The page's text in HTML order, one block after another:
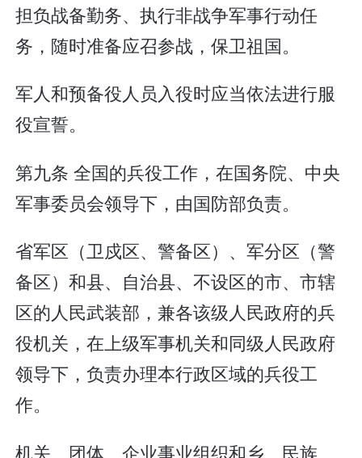
担负战备勤务、执行非战争军事行动任
务，随时准备应召参战，保卫祖国。
军人和预备役人员入役时应当依法进行服
役宣誓。
第九条 全国的兵役工作，在国务院、中央
军事委员会领导下，由国防部负责。
省军区（卫戍区、警备区）、军分区（警
备区）和县、自治县、不设区的市、市辖
区的人民武装部，兼各该级人民政府的兵
役机关，在上级军事机关和同级人民政府
领导下，负责办理本行政区域的兵役工
作。
机关、团体、企业事业组织和乡、民族